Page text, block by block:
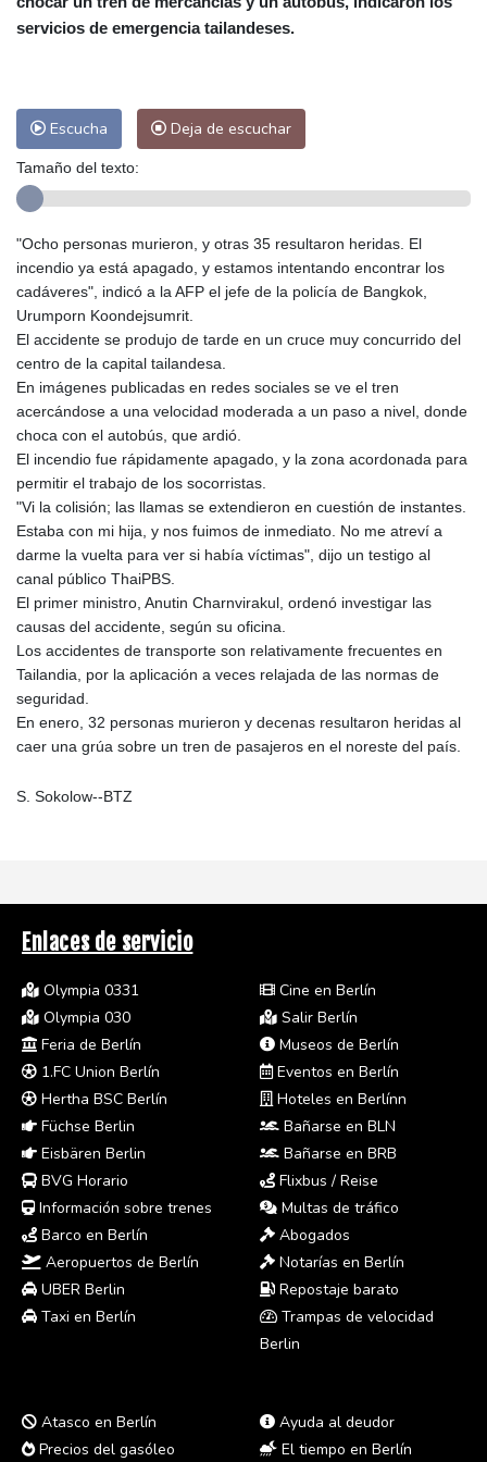
Las Palmas de Gran Canaria
San José
22 °C Asunción
Panama City
25 °C
servicios de emergencia tailandeses.
Escucha Deja de escuchar
Tamaño del texto:
"Ocho personas murieron, y otras 35 resultaron heridas. El
incendio ya está apagado, y estamos intentando encontrar los
cadáveres", indicó a la AFP el jefe de la policía de Bangkok,
Urumporn Koondejsumrit.
El accidente se produjo de tarde en un cruce muy concurrido del
centro de la capital tailandesa.
En imágenes publicadas en redes sociales se ve el tren
acercándose a una velocidad moderada a un paso a nivel, donde
choca con el autobús, que ardió.
El incendio fue rápidamente apagado, y la zona acordonada para
permitir el trabajo de los socorristas.
"Vi la colisión; las llamas se extendieron en cuestión de instantes.
Estaba con mi hija, y nos fuimos de inmediato. No me atreví a
darme la vuelta para ver si había víctimas", dijo un testigo al
canal público ThaiPBS.
El primer ministro, Anutin Charnvirakul, ordenó investigar las
causas del accidente, según su oficina.
Los accidentes de transporte son relativamente frecuentes en
Tailandia, por la aplicación a veces relajada de las normas de
seguridad.
En enero, 32 personas murieron y decenas resultaron heridas al
caer una grúa sobre un tren de pasajeros en el noreste del país.
S. Sokolow--BTZ
Enlaces de servicio
Olympia 0331
Olympia 030
Feria de Berlín
1.FC Union Berlín
Hertha BSC Berlín
Füchse Berlin
Eisbären Berlin
BVG Horario
Información sobre trenes
Barco en Berlín
Aeropuertos de Berlín
UBER Berlin
Taxi en Berlín
Cine en Berlín
Salir Berlín
Museos de Berlín
Eventos en Berlín
Hoteles en Berlínn
Bañarse en BLN
Bañarse en BRB
Flixbus / Reise
Multas de tráfico
Abogados
Notarías en Berlín
Repostaje barato
Trampas de velocidad
Berlin
Atasco en Berlín
Precios del gasóleo
Ayuda al deudor
El tiempo en Berlín